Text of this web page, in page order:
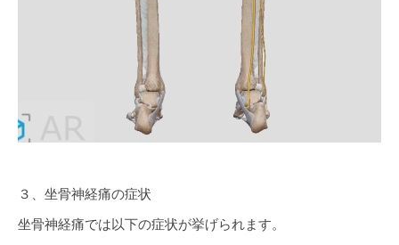
３、坐骨神経痛の症状
坐骨神経痛では以下の症状が挙げられます。